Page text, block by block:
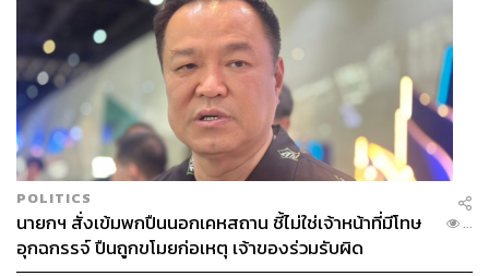
Pierre เสนอให้ Yves เปิดแบรนด์ของตัวเอง โดยเขาจะเป็น
คนหานักลงทุนมาจุนเจือแบรนด์เอง ในปี 1961 แฟชั่นเฮาส์
Yves Saint Laurent หรือ YSL จึงได้ถือกำเนิดขึ้น เขากลาย
เป็นดีไซเนอร์ชื่อดังในทันทีจากงานดีไซน์ร่วมสมัย ไม่ว่าจะ
เป็นเสื้อแจ็กเก็ตซาฟารี กางเกงรัดรูป รวมถึงการนำเอาแฟชั่น
แนวสตรีทสไตล์มาใช้ในงานดีไซน์ของเขายิ่งส่งให้แบรนด์
POLITICS
นายกฯ สั่งเข้มพกปืนนอกเคหสถาน ชี้ไม่ใช่เจ้าหน้าที่มีโทษ
อุกฉกรรจ์ ปืนถูกขโมยก่อเหตุ เจ้าของร่วมรับผิด
...